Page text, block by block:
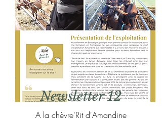
Newsletter 12
A la chèvre'Rit d'Amandine